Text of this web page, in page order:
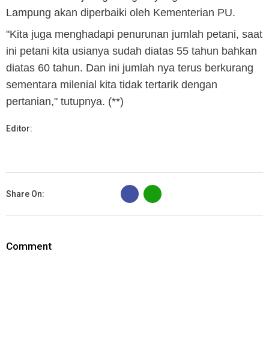
Lampung akan diperbaiki oleh Kementerian PU.
"Kita juga menghadapi penurunan jumlah petani, saat
ini petani kita usianya sudah diatas 55 tahun bahkan
diatas 60 tahun. Dan ini jumlah nya terus berkurang
sementara milenial kita tidak tertarik dengan
pertanian," tutupnya. (**)
Editor:
Share On:
B
Comment